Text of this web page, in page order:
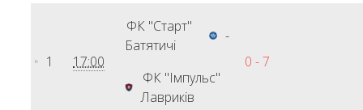
1 17:00
ФК "Старт"
Батятичі
-
ФК "Імпульс"
Лавриків
0 - 7